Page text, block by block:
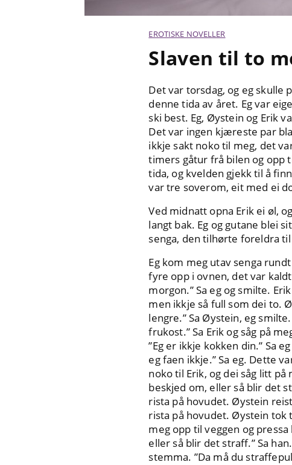
EROTISKE NOVELLER
Slaven til to
Det var torsdag, og eg skulle
denne tida av året. Eg var
ski best. Eg, Øystein og Erik
Det var ingen kjæreste par
ikkje sakt noko til meg, det
timers gåtur frå bilen og opp
tida, og kvelden gjekk til å
var tre soverom, eit med ei
Ved midnatt opna Erik ei øl,
langt bak. Eg og gutane blei
senga, den tilhørte foreldra
Eg kom meg utav senga
fyre opp i ovnen, det var
morgon.” Sa eg og smilte.
men ikkje så full som dei to.
lengre.” Sa Øystein, eg
frukost.” Sa Erik og såg på
”Eg er ikkje kokken din.” Sa
eg faen ikkje.” Sa eg. Dette
noko til Erik, og dei såg litt
beskjed om, eller så blir det
rista på hovudet. Øystein
rista på hovudet. Øystein tok
meg opp til veggen og
eller så blir det straff.” Sa
stemma. ”Da må du